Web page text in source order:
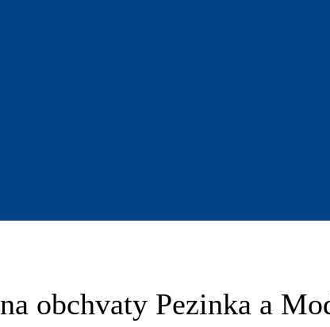
obchvaty Pezinka a